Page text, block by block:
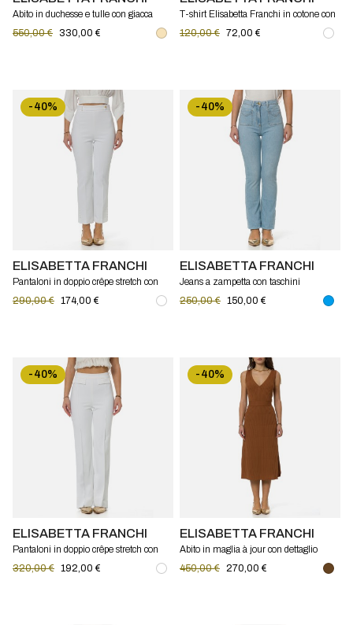
Abito in duchesse e tulle con giacca
Elisabetta Franchi
550,00 € 330,00 €
T-shirt Elisabetta Franchi in cotone con
slogan
120,00 € 72,00 €
-40%
ELISABETTA FRANCHI
Pantaloni in doppio crêpe stretch con
logo charm Elisabetta Franchi
290,00 € 174,00 €
-40%
ELISABETTA FRANCHI
Jeans a zampetta con taschini
Elisabetta Franchi
250,00 € 150,00 €
-40%
ELISABETTA FRANCHI
Pantaloni in doppio crêpe stretch con
logo ricamato Elisabetta Franchi
320,00 € 192,00 €
-40%
ELISABETTA FRANCHI
Abito in maglia à jour con dettaglio
gioiello Elisabetta Franchi
450,00 € 270,00 €